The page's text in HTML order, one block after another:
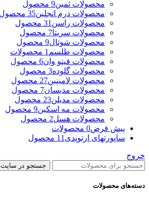
محصولات ثمین9 محصول
محصولات درم انجلین35 محصول
محصولات راسن 31 محصول
محصولات سریتا7 محصول
محصولات شوتال9 محصول
محصولات طلسم 1 محصولات
محصولات فیتو وان6 محصول
محصولات گلوده3 محصول
محصولات لامینین27 محصول
محصولات مدیسان7 محصول
محصولات مدیلن23 محصول
محصولات مه اسکین9 محصول
محصولات هسل2 محصول
پیش فرض0 محصولات
ساپورتهای ارتوپدی 11 محصول
خروج
جستجو در سایت
دسته‌های محصولات